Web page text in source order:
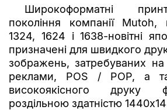
Широкоформатні
покоління компанії Mutoh,
1324, 1624 і 1638-новітні
призначені для швидкого
зображень, затребуваних на
реклами, POS / POP, а
високоякісного друку
роздільною здатністю